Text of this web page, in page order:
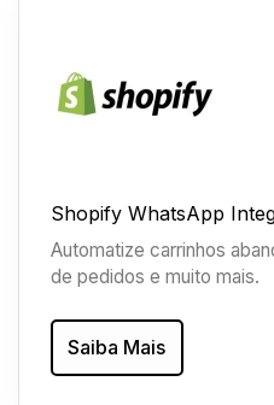
Shopify WhatsApp
Automatize carrinhos
de pedidos e muito mais.
Saiba Mais